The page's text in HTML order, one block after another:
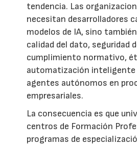
tendencia. Las
necesitan desarrolladores
modelos de IA, sino
calidad del dato, seguridad
cumplimiento normativo,
automatización inteligente
agentes autónomos en
empresariales.
La consecuencia es que
centros de Formación
programas de